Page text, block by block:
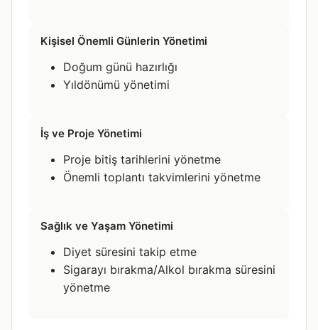
Kişisel Önemli Günlerin Yönetimi
Doğum günü hazırlığı
Yıldönümü yönetimi
İş ve Proje Yönetimi
Proje bitiş tarihlerini yönetme
Önemli toplantı takvimlerini yönetme
Sağlık ve Yaşam Yönetimi
Diyet süresini takip etme
Sigarayı bırakma/Alkol bırakma süresini
yönetme